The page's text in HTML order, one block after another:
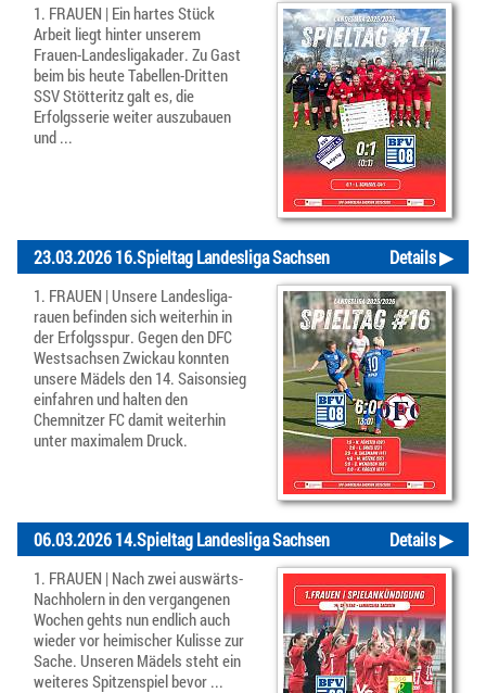
1. FRAUEN | Ein hartes Stück
Arbeit liegt hinter unserem
Frauen-Landesligakader. Zu Gast
beim bis heute Tabellen-Dritten
SSV Stötteritz galt es, die
Erfolgsserie weiter auszubauen
und ...
Details ▶
23.03.2026 16.Spieltag Landesliga Sachsen
1. FRAUEN | Unsere Landesliga-
rauen befinden sich weiterhin in
der Erfolgsspur. Gegen den DFC
Westsachsen Zwickau konnten
unsere Mädels den 14. Saisonsieg
einfahren und halten den
Chemnitzer FC damit weiterhin
unter maximalem Druck.
Details ▶
06.03.2026 14.Spieltag Landesliga Sachsen
1. FRAUEN | Nach zwei auswärts-
Nachholern in den vergangenen
Wochen gehts nun endlich auch
wieder vor heimischer Kulisse zur
Sache. Unseren Mädels steht ein
weiteres Spitzenspiel bevor ...